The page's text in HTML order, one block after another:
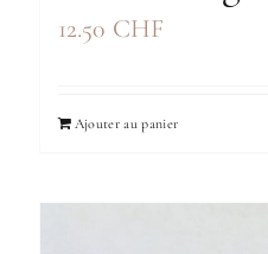
12.50 CHF
Ajouter au panier